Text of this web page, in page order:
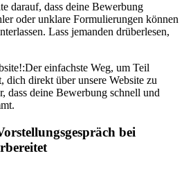
darauf, dass deine Bewerbung
oder unklare Formulierungen können
Lass jemanden drüberlesen,
Der einfachste Weg, um Teil
dich direkt über unsere Website zu
dass deine Bewerbung schnell und
bei